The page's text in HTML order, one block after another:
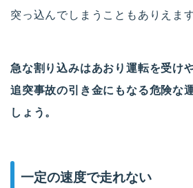
突っ込んでしまうこともありえます
急な割り込みはあおり運転を受け
追突事故の引き金にもなる危険な
しょう。
一定の速度で走れない